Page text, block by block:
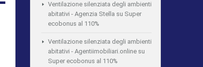
Ventilazione silenziata degli ambienti
abitativi - Agenzia Stella su Super
ecobonus al 110%
Ventilazione silenziata degli ambienti
abitativi - Agentiimobiliari.online su
Super ecobonus al 110%